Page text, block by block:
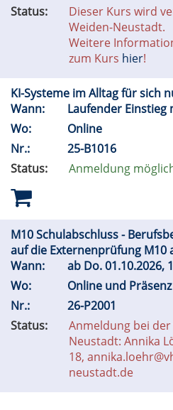
Status:
Dieser Kurs wird
Weiden-Neustadt.
Weitere
zum Kurs hier!
KI-Systeme im Alltag für sich
Wann:
Laufender Einstieg
Wo:
Online
Nr.:
25-B1016
Status:
Anmeldung
M10 Schulabschluss -
auf die Externenprüfung M10
Wann:
ab Do.01.10.2026,
Wo:
Online und Präsenz
Nr.:
26-P2001
Status:
Anmeldung bei
Neustadt: Annika
18,
neustadt.de